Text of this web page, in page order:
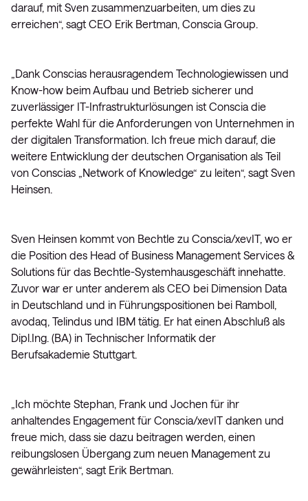
darauf, mit Sven zusammenzuarbeiten, um dies zu
erreichen“, sagt CEO Erik Bertman, Conscia Group.
„Dank Conscias herausragendem Technologiewissen und
Know-how beim Aufbau und Betrieb sicherer und
zuverlässiger IT-Infrastrukturlösungen ist Conscia die
perfekte Wahl für die Anforderungen von Unternehmen in
der digitalen Transformation. Ich freue mich darauf, die
weitere Entwicklung der deutschen Organisation als Teil
von Conscias „Network of Knowledge“ zu leiten“, sagt Sven
Heinsen.
Sven Heinsen kommt von Bechtle zu Conscia/xevIT, wo er
die Position des Head of Business Management Services &
Solutions für das Bechtle-Systemhausgeschäft innehatte.
Zuvor war er unter anderem als CEO bei Dimension Data
in Deutschland und in Führungspositionen bei Ramboll,
avodaq, Telindus und IBM tätig. Er hat einen Abschluß als
Dipl.Ing. (BA) in Technischer Informatik der
Berufsakademie Stuttgart.
„Ich möchte Stephan, Frank und Jochen für ihr
anhaltendes Engagement für Conscia/xevIT danken und
freue mich, dass sie dazu beitragen werden, einen
reibungslosen Übergang zum neuen Management zu
gewährleisten“, sagt Erik Bertman.